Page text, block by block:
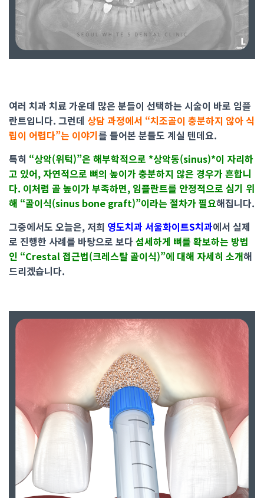
여러 치과 치료 가운데 많은 분들이 선택하는 시술이 바로 임플
란트입니다. 그런데 상담 과정에서 “치조골이 충분하지 않아 식
립이 어렵다”는 이야기를 들어본 분들도 계실 텐데요.
특히 “상악(위턱)”은 해부학적으로 *상악동(sinus)*이 자리하
고 있어, 자연적으로 뼈의 높이가 충분하지 않은 경우가 흔합니
다. 이처럼 골 높이가 부족하면, 임플란트를 안정적으로 심기 위
해 “골이식(sinus bone graft)”이라는 절차가 필요해집니다.
그중에서도 오늘은, 저희 영도치과 서울화이트S치과에서 실제
로 진행한 사례를 바탕으로 보다섬세하게 뼈를 확보하는 방법
인 “Crestal 접근법(크레스탈 골이식)”에 대해 자세히 소개해
드리겠습니다.